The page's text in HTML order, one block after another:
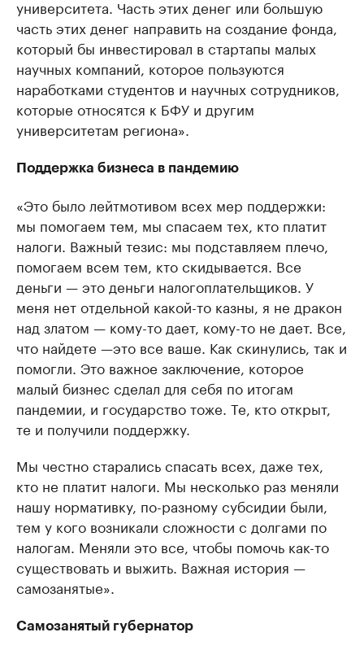
университета. Часть этих денег или большую
часть этих денег направить на создание фонда,
который бы инвестировал в стартапы малых
научных компаний, которое пользуются
наработками студентов и научных сотрудников,
которые относятся к БФУ и другим
университетам региона».
Поддержка бизнеса в пандемию
«Это было лейтмотивом всех мер поддержки:
мы помогаем тем, мы спасаем тех, кто платит
налоги. Важный тезис: мы подставляем плечо,
помогаем всем тем, кто скидывается. Все
деньги — это деньги налогоплательщиков. У
меня нет отдельной какой-то казны, я не дракон
над златом — кому-то дает, кому-то не дает. Все,
что найдете —это все ваше. Как скинулись, так и
помогли. Это важное заключение, которое
малый бизнес сделал для себя по итогам
пандемии, и государство тоже. Те, кто открыт,
те и получили поддержку.
Мы честно старались спасать всех, даже тех,
кто не платит налоги. Мы несколько раз меняли
нашу нормативку, по-разному субсидии были,
тем у кого возникали сложности с долгами по
налогам. Меняли это все, чтобы помочь как-то
существовать и выжить. Важная история —
самозанятые».
Самозанятый губернатор